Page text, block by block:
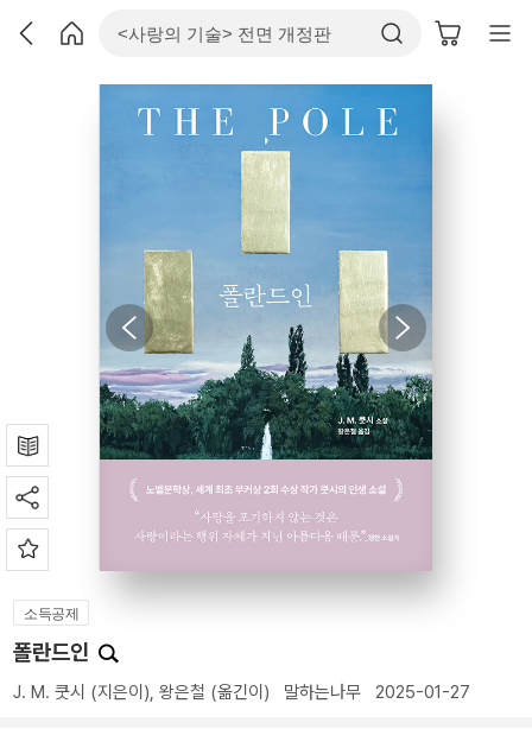
소득공제
폴란드인
J. M. 쿳시 (지은이), 왕은철 (옮긴이) 말하는나무 2025-01-27